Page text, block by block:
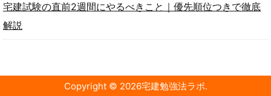
宅建試験の直前2週間にやるべきこと｜優先順位つきで徹底
解説
Copyright © 2026宅建勉強法ラボ.